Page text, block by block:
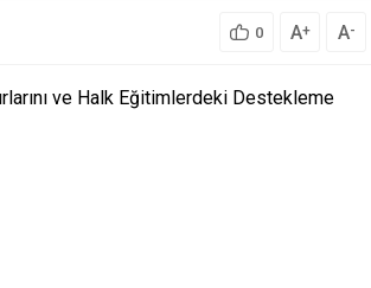
0 A+ A-
ve Halk Eğitimlerdeki Destekleme